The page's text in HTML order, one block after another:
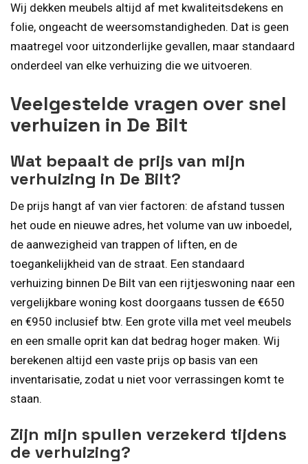
Wij dekken meubels altijd af met kwaliteitsdekens en
folie, ongeacht de weersomstandigheden. Dat is geen
maatregel voor uitzonderlijke gevallen, maar standaard
onderdeel van elke verhuizing die we uitvoeren.
Veelgestelde vragen over snel
verhuizen in De Bilt
Wat bepaalt de prijs van mijn
verhuizing in De Bilt?
De prijs hangt af van vier factoren: de afstand tussen
het oude en nieuwe adres, het volume van uw inboedel,
de aanwezigheid van trappen of liften, en de
toegankelijkheid van de straat. Een standaard
verhuizing binnen De Bilt van een rijtjeswoning naar een
vergelijkbare woning kost doorgaans tussen de €650
en €950 inclusief btw. Een grote villa met veel meubels
en een smalle oprit kan dat bedrag hoger maken. Wij
berekenen altijd een vaste prijs op basis van een
inventarisatie, zodat u niet voor verrassingen komt te
staan.
Zijn mijn spullen verzekerd tijdens
de verhuizing?